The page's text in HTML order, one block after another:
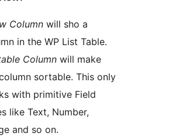
Column will sho a
in the WP List Table.
Column will make
sortable. This only
with primitive Field
like Text, Number,
and so on.